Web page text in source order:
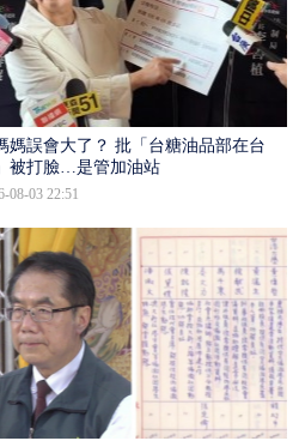
媽誤會大了？ 批「台糖油品部在台
被打臉…是管加油站
08-03 22:51